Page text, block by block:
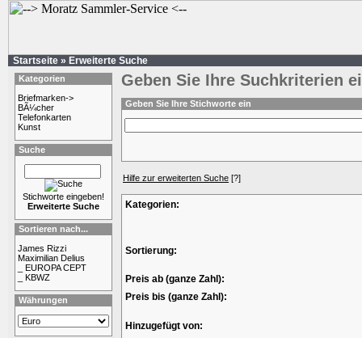
Startseite » Erweiterte Suche
Kategorien
Briefmarken->
BÃ¼cher
Telefonkarten
Kunst
Suche
Stichworte eingeben!
Erweiterte Suche
Sortieren nach...
James Rizzi
Maximilian Delius
_ EUROPA CEPT
_ KBWZ
Währungen
Geben Sie Ihre Suchkriterien
Geben Sie Ihre Stichworte ein
Hilfe zur erweiterten Suche [?]
Kategorien:
Sortierung:
Preis ab (ganze Zahl):
Preis bis (ganze Zahl):
Hinzugefügt von: